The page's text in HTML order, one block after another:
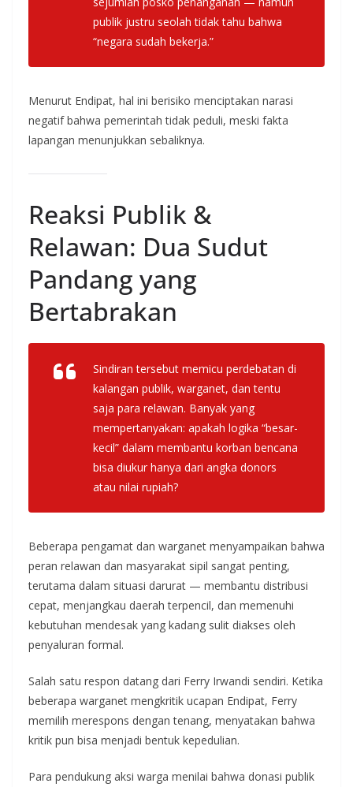
publik justru seolah tidak tahu bahwa
“negara sudah bekerja.”
Menurut Endipat, hal ini berisiko menciptakan narasi
negatif bahwa pemerintah tidak peduli, meski fakta
lapangan menunjukkan sebaliknya.
Reaksi Publik &
Relawan: Dua Sudut
Pandang yang
Bertabrakan
Sindiran tersebut memicu perdebatan di
kalangan publik, warganet, dan tentu
saja para relawan. Banyak yang
mempertanyakan: apakah logika “besar-
kecil” dalam membantu korban bencana
bisa diukur hanya dari angka donors
atau nilai rupiah?
Beberapa pengamat dan warganet menyampaikan bahwa
peran relawan dan masyarakat sipil sangat penting,
terutama dalam situasi darurat — membantu distribusi
cepat, menjangkau daerah terpencil, dan memenuhi
kebutuhan mendesak yang kadang sulit diakses oleh
penyaluran formal.
Salah satu respon datang dari Ferry Irwandi sendiri. Ketika
beberapa warganet mengkritik ucapan Endipat, Ferry
memilih merespons dengan tenang, menyatakan bahwa
kritik pun bisa menjadi bentuk kepedulian.
Para pendukung aksi warga menilai bahwa donasi publik